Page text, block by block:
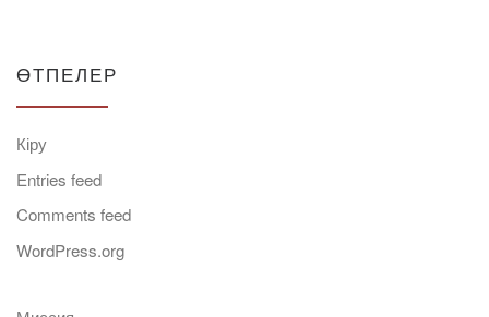
ӨТПЕЛЕР
Кіру
Entries feed
Comments feed
WordPress.org